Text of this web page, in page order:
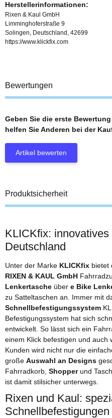
Herstellerinformationen:
Rixen & Kaul GmbH
Limminghoferstraße 9
Solingen, Deutschland, 42699
https://www.klickfix.com
Bewertungen
Geben Sie die erste
helfen Sie Anderen bei der
Artikel bewerten
Produktsicherheit
KLICKfix:
Deutschland
Unter der Marke KLICKfix bietet
RIXEN & KAUL GmbH
Lenkertasche über e Bike
zu Satteltaschen an. Immer mit
Schnellbefestigungssystem
Befestigungssystem hat sich
entwickelt. So lässt sich ein
einem Klick befestigen und auch
Kunden wird nicht nur die
große Auswahl an Designs
Fahrradkorb, Shopperund
ist damit stilsicher unterwegs.
Rixen und Kaul:
Schnellbefestigungen